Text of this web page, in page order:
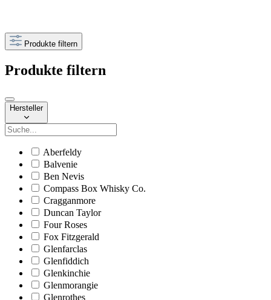
Produkte filtern
Produkte filtern
Hersteller
Aberfeldy
Balvenie
Ben Nevis
Compass Box Whisky Co.
Cragganmore
Duncan Taylor
Four Roses
Fox Fitzgerald
Glenfarclas
Glenfiddich
Glenkinchie
Glenmorangie
Glenrothes